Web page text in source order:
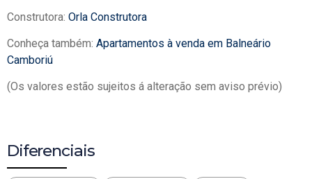
Construtora: Orla Construtora
Conheça também: Apartamentos à venda em Balneário
Camboriú
(Os valores estão sujeitos á alteração sem aviso prévio)
Diferenciais